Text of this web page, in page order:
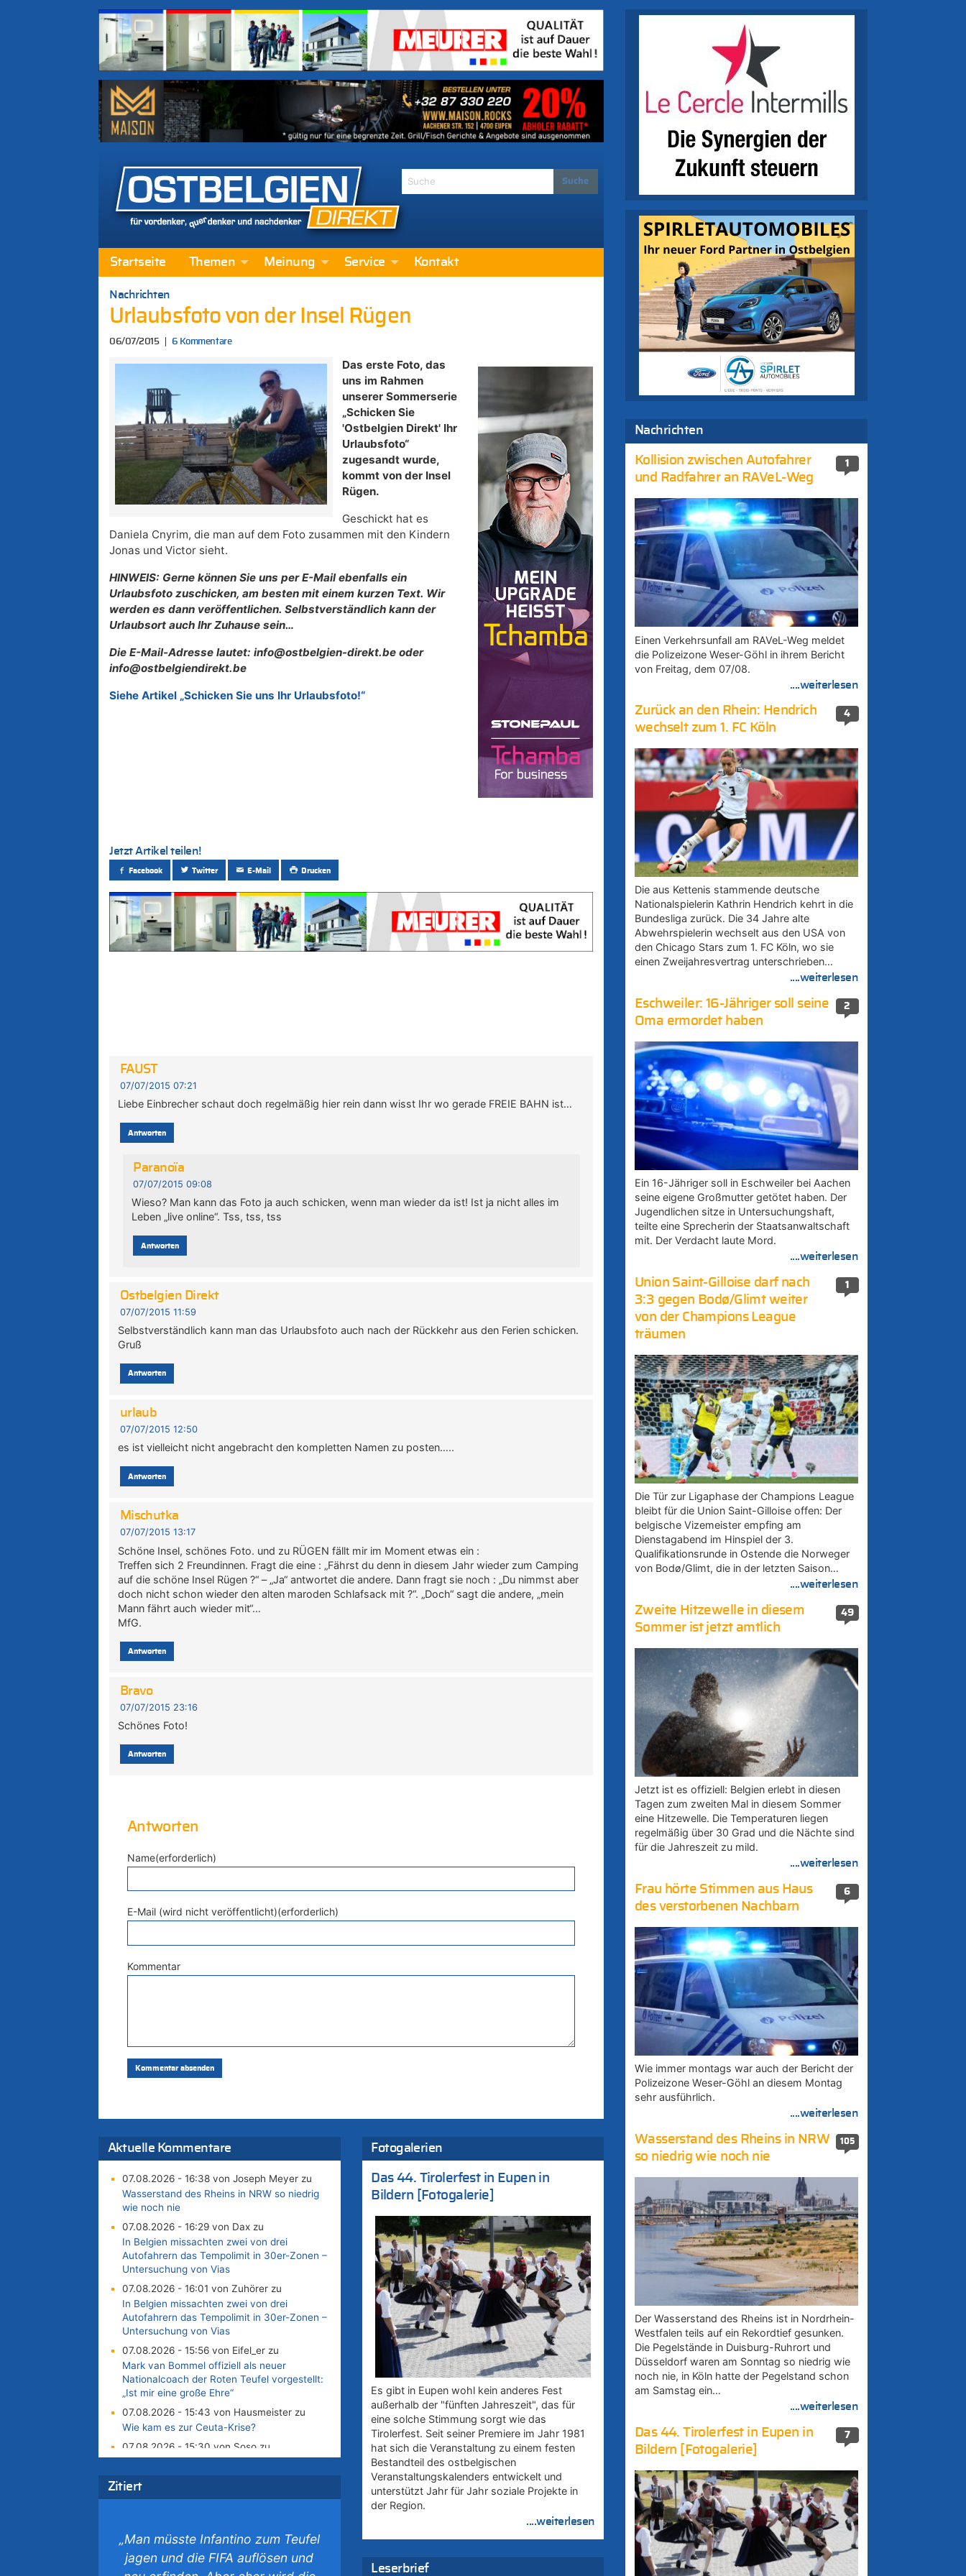
Startseite Themen Meinung Service Kontakt
Nachrichten
Urlaubsfoto von der Insel Rügen
06/07/2015 6 Kommentare
Das erste Foto, das
uns im Rahmen
unserer Sommerserie
„Schicken Sie
'Ostbelgien Direkt' Ihr
Urlaubsfoto“
zugesandt wurde,
kommt von der Insel
Rügen.
Geschickt hat es
Daniela Cnyrim, die man auf dem Foto zusammen mit den Kindern
Jonas und Victor sieht.
HINWEIS: Gerne können Sie uns per E-Mail ebenfalls ein
Urlaubsfoto zuschicken, am besten mit einem kurzen Text. Wir
werden es dann veröffentlichen. Selbstverständlich kann der
Urlaubsort auch Ihr Zuhause sein…
Die E-Mail-Adresse lautet: info@ostbelgien-direkt.be oder
info@ostbelgiendirekt.be
Siehe Artikel „Schicken Sie uns Ihr Urlaubsfoto!“
Jetzt Artikel teilen!
Facebook Twitter E-Mail Drucken
FAUST
07/07/2015 07:21
Liebe Einbrecher schaut doch regelmäßig hier rein dann wisst Ihr wo gerade FREIE BAHN ist…
Antworten
Paranoïa
07/07/2015 09:08
Wieso? Man kann das Foto ja auch schicken, wenn man wieder da ist! Ist ja nicht alles im
Leben „live online“. Tss, tss, tss
Antworten
Ostbelgien Direkt
07/07/2015 11:59
Selbstverständlich kann man das Urlaubsfoto auch nach der Rückkehr aus den Ferien schicken.
Gruß
Antworten
urlaub
07/07/2015 12:50
es ist vielleicht nicht angebracht den kompletten Namen zu posten…..
Antworten
Mischutka
07/07/2015 13:17
Schöne Insel, schönes Foto. und zu RÜGEN fällt mir im Moment etwas ein :
Treffen sich 2 Freundinnen. Fragt die eine : „Fährst du denn in diesem Jahr wieder zum Camping
auf die schöne Insel Rügen ?“ – „Ja“ antwortet die andere. Dann fragt sie noch : „Du nimmst aber
doch nicht schon wieder den alten maroden Schlafsack mit ?“. „Doch“ sagt die andere, „mein
Mann fährt auch wieder mit“…
MfG.
Antworten
Bravo
07/07/2015 23:16
Schönes Foto!
Antworten
Antworten
Name(erforderlich)
E-Mail (wird nicht veröffentlicht)(erforderlich)
Kommentar
Aktuelle Kommentare
07.08.2026 - 16:38 von Joseph Meyer zu
Wasserstand des Rheins in NRW so niedrig
wie noch nie
07.08.2026 - 16:29 von Dax zu
In Belgien missachten zwei von drei
Autofahrern das Tempolimit in 30er-Zonen –
Untersuchung von Vias
07.08.2026 - 16:01 von Zuhörer zu
In Belgien missachten zwei von drei
Autofahrern das Tempolimit in 30er-Zonen –
Untersuchung von Vias
07.08.2026 - 15:56 von Eifel_er zu
Mark van Bommel offiziell als neuer
Nationalcoach der Roten Teufel vorgestellt:
„Ist mir eine große Ehre“
07.08.2026 - 15:43 von Hausmeister zu
Wie kam es zur Ceuta-Krise?
07.08.2026 - 15:30 von Soso zu
Pferdesports – Belgien setzt bei Reit-WM auf
starke Springreiter
Nationalcoach der Roten Teufel vorgestellt:
„Ist mir eine große Ehre“
07.08.2026 - 15:06 von Wolfgang2 zu
Zitiert
„Man müsste Infantino zum Teufel
jagen und die FIFA auflösen und
Fotogalerien
Das 44. Tirolerfest in Eupen in
Bildern [Fotogalerie]
Es gibt in Eupen wohl kein anderes Fest
außerhalb der "fünften Jahreszeit", das für
eine solche Stimmung sorgt wie das
Tirolerfest. Seit seiner Premiere im Jahr 1981
hat sich die Veranstaltung zu einem festen
Bestandteil des ostbelgischen
Veranstaltungskalenders entwickelt und
unterstützt Jahr für Jahr soziale Projekte in
der Region.
....weiterlesen
Leserbrief
Nachrichten
1
Kollision zwischen Autofahrer
und Radfahrer an RAVeL-Weg
Einen Verkehrsunfall am RAVeL-Weg meldet
die Polizeizone Weser-Göhl in ihrem Bericht
von Freitag, dem 07/08.
....weiterlesen
4
Zurück an den Rhein: Hendrich
wechselt zum 1. FC Köln
Die aus Kettenis stammende deutsche
Nationalspielerin Kathrin Hendrich kehrt in die
Bundesliga zurück. Die 34 Jahre alte
Abwehrspielerin wechselt aus den USA von
den Chicago Stars zum 1. FC Köln, wo sie
einen Zweijahresvertrag unterschrieben…
....weiterlesen
2
Eschweiler: 16-Jähriger soll seine
Oma ermordet haben
Ein 16-Jähriger soll in Eschweiler bei Aachen
seine eigene Großmutter getötet haben. Der
Jugendlichen sitze in Untersuchungshaft,
teilte eine Sprecherin der Staatsanwaltschaft
mit. Der Verdacht laute Mord.
....weiterlesen
1
Union Saint-Gilloise darf nach
3:3 gegen Bodø/Glimt weiter
von der Champions League
träumen
Die Tür zur Ligaphase der Champions League
bleibt für die Union Saint-Gilloise offen: Der
belgische Vizemeister empfing am
Dienstagabend im Hinspiel der 3.
Qualifikationsrunde in Ostende die Norweger
von Bodø/Glimt, die in der letzten Saison…
....weiterlesen
49
Zweite Hitzewelle in diesem
Sommer ist jetzt amtlich
Jetzt ist es offiziell: Belgien erlebt in diesen
Tagen zum zweiten Mal in diesem Sommer
eine Hitzewelle. Die Temperaturen liegen
regelmäßig über 30 Grad und die Nächte sind
für die Jahreszeit zu mild.
....weiterlesen
6
Frau hörte Stimmen aus Haus
des verstorbenen Nachbarn
Wie immer montags war auch der Bericht der
Polizeizone Weser-Göhl an diesem Montag
sehr ausführlich.
....weiterlesen
105
Wasserstand des Rheins in NRW
so niedrig wie noch nie
Der Wasserstand des Rheins ist in Nordrhein-
Westfalen teils auf ein Rekordtief gesunken.
Die Pegelstände in Duisburg-Ruhrort und
Düsseldorf waren am Sonntag so niedrig wie
noch nie, in Köln hatte der Pegelstand schon
am Samstag ein…
....weiterlesen
7
Das 44. Tirolerfest in Eupen in
Bildern [Fotogalerie]